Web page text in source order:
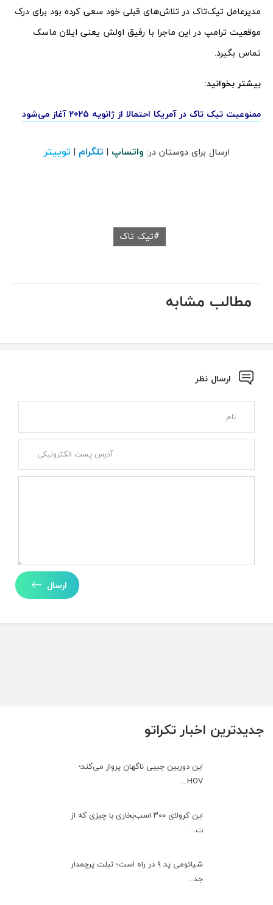
جدیدترین اخبار تکراتو
این دوربین جیبی ناگهان پرواز می‌کند؛
HOV...
این کرولای ۳۰۰ اسب‌بخاری با چیزی که از
ت...
شیائومی پد ۹ در راه است؛ تبلت پرچمدار
جد...
مدیرعامل تیک‌تاک در تلاش‌های قبلی خود سعی کرده بود برای درک
موقعیت ترامپ در این ماجرا با رفیق اولش یعنی ایلان ماسک
تماس بگیرد.
بیشتر بخوانید:
ممنوعیت تیک تاک در آمریکا احتمالا از ژانویه 2025 آغاز می‌شود
ارسال برای دوستان در: واتساپ | تلگرام | توییتر
تیک تاک
مطالب مشابه
ارسال نظر
ارسال